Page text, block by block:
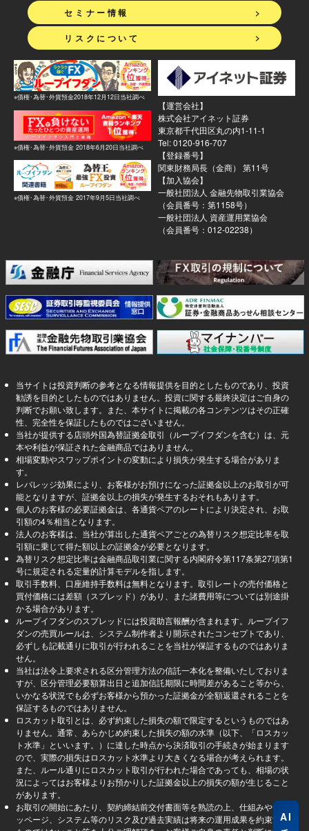
>
セミナー情報
>
リスクについて
※債権･為替･外貨預金2018年12月12日当社調べ
※債権･為替･外貨預金 2018年6月20日当社調べ
※債権･為替･外貨預金 2017年9月5日当社調べ
【運営会社】
株式会社アイネット証券
東京都千代田区丸の内1-11-1
Tel: 0120-916-707
【登録番号】
関東財務局長（金商） 第11号
【加入協会】
一般社団法人 金融先物取引業協会
（会員番号：第1158号）
一般社団法人 資産運用業協会
（会員番号：012-02238）
当サイトは投資判断の参考となる情報提供を目的としたものであり、投資
勧誘を目的としたものではありません。投資に関する最終決定はご自身の
判断でお願い致します。また、本サイトに掲載の各コンテンツはその正確
性、完全性を保証したものではございません。
当社が提供する店頭外国為替証拠金取引（ループイフダンを含む）は、元
本や利益が保証された金融商品ではありません。
相場変動やスワップポイントの変動により損失が発生する場合がありま
す。
レバレッジ効果により、お客様がお預けになった証拠金以上のお取引が可
能となりますが、証拠金以上の損失が発生するおそれもあります。
個人のお客様の必要証拠金は、各通貨ペアのレートにより決定され、お取
引額の4％相当となります。
法人のお客様は、当社が算出した通貨ペアごとの為替リスク想定比率を取
引額に乗じて得た額以上の証拠金が必要となります。
為替リスク想定比率は金融商品取引業に関する内閣府令第117条第27項第1
号に規定される定量的計算モデルを指します。
取引手数料、口座維持手数料は無料となります。取引レートの売付価格と
買付価格には差額（スプレッド）があり、また諸費用等については別途掛
かる場合があります。
ループイフダンのスプレッドには投資助言報酬が含まれます。ループイフ
ダンの売買ルールは、システム制作者より開示されたコンセプトであり、
必ずしも記載通りに取引が行われることを当社が保証するものではありま
せん。
当社は法令上要求される区分管理方法の信託一本化を整備いたしておりま
すが、区分管理必要額算出日と追加信託期限に時間差があること等から、
いかなる状況でも必ずお客様から預かった証拠金が全額返還されることを
保証するものではありません。
ロスカット取引とは、必ず約束した損失の額で限定するというものではあ
りません。通常、あらかじめ約束した損失の額の水準（以下、「ロスカッ
ト水準」といいます。）に達した時点から決済取引の手続きが始まります
ので、実際の損失はロスカット水準より大きくなる場合が考えられます。
また、ルール通りにロスカット取引が行われた場合であっても、相場の状
況によってはお客様よりお預かりした証拠金以上の損失の額が生じること
があります。
お取引の開始にあたり、契約締結前交付書面等を熟読の上、仕組みやスリ
ッページ、システム等のリスク及び過去実績は将来の運用成果を約束する
AI